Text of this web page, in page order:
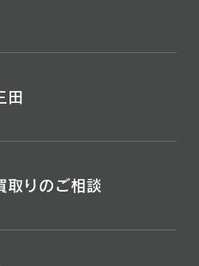
田
取りのご相談